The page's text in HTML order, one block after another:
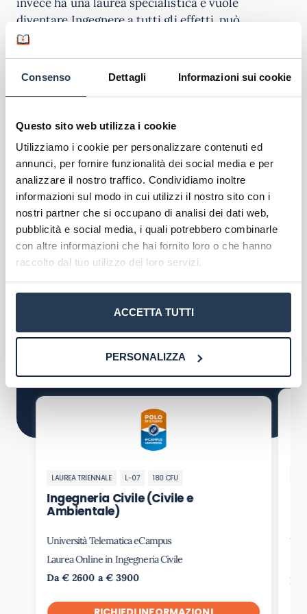
Consenso Dettagli Informazioni sui cookie
Questo sito web utilizza i cookie
Utilizziamo i cookie per personalizzare contenuti ed
annunci, per fornire funzionalità dei social media e per
analizzare il nostro traffico. Condividiamo inoltre
informazioni sul modo in cui utilizzi il nostro sito con i
nostri partner che si occupano di analisi dei dati web,
pubblicità e social media, i quali potrebbero combinarle
con altre informazioni che hai fornito loro o che hanno
raccolto dal tuo utilizzo dei loro servizi.
ACCETTA TUTTI
PERSONALIZZA
diventare Ingegnere a tutti gli effetti, può
iscriversi all’albo A degli Ingegneri.
Requisiti di ammissione
Infrastrutture e Trasporti dell’Universitas
scuola secondaria di secondo grado, o un altro
titolo di studio conseguito all’estero e
riconosciuto idoneo, e un’adeguata preparazione
iniziale.
Ci sarà infatti una verifica di preparazione iniziale
che se non viene superata avrà come conseguenza
ogni studente deve recuperare con attività
formative consistenti nell’obbligo a seguire i
Corsi in evidenza
LAUREA TRIENNALE L-07 180 CFU
Ingegneria Civile (Civile e
Ambientale)
Università Telematica eCampus
Laurea Online in Ingegneria Civile
Da € 2600 a € 3900
Da